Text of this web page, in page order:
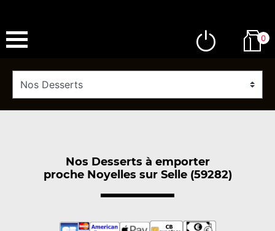
0
Nos Desserts à emporter
proche Noyelles sur Selle (59282)